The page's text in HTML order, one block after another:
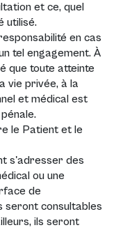
et ce, quel
utilisé.
en cas
tel engagement. À
que toute atteinte
vie privée, à la
et médical est
le Patient et le
s'adresser des
ou une
de
seront consultables
ils seront